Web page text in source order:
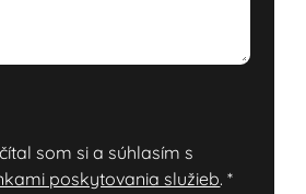
som si a súhlasím s
poskytovania služieb.*